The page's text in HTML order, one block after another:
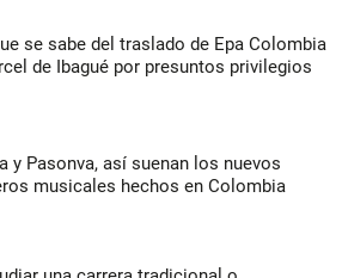
se sabe del traslado de Epa Colombia
de Ibagué por presuntos privilegios
y Pasonva, así suenan los nuevos
musicales hechos en Colombia